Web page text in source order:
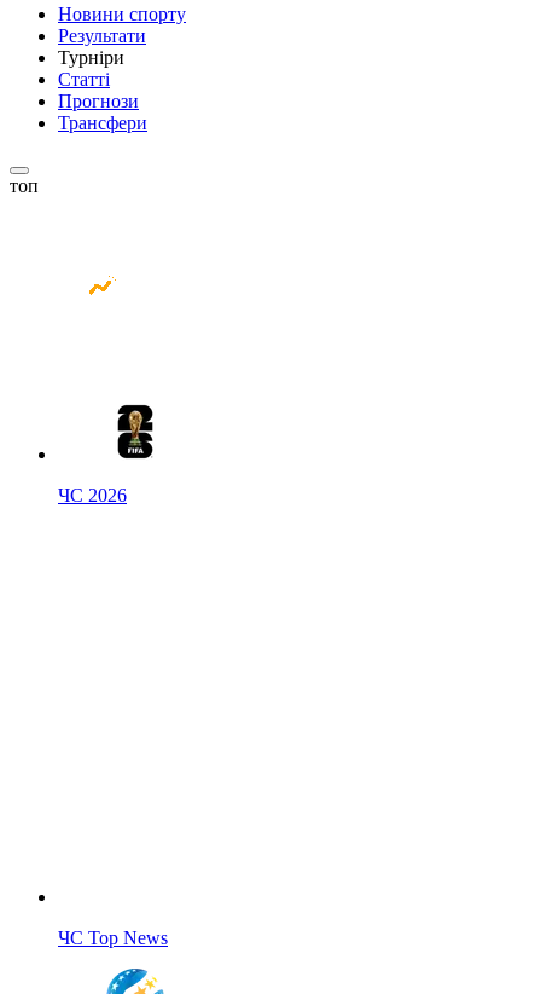
Новини спорту
Результати
Турніри
Статті
Прогнози
Трансфери
топ
ЧС 2026
ЧС Top News